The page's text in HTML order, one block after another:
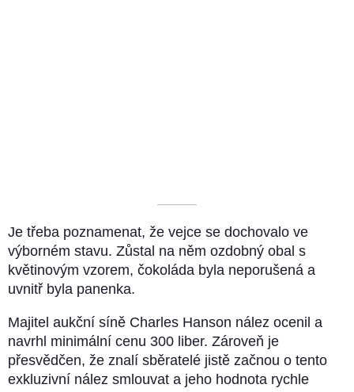
––––––––––
Je třeba poznamenat, že vejce se dochovalo ve
výborném stavu. Zůstal na něm ozdobný obal s
květinovým vzorem, čokoláda byla neporušená a
uvnitř byla panenka.
Majitel aukční síně Charles Hanson nález ocenil a
navrhl minimální cenu 300 liber. Zároveň je
přesvědčen, že znalí sběratelé jistě začnou o tento
exkluzivní nález smlouvat a jeho hodnota rychle